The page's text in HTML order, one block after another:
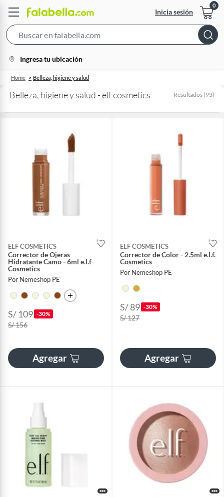
Inicia sesión
Bar
location-
icon
Ingresa tu ubicación
Home Belleza, higiene y salud
Belleza, higiene y salud - elf cosmetics Resultados (93)
ELF COSMETICS
Corrector de Ojeras
Hidratante Camo - 6ml e.l.f
Cosmetics
Por Nemeshop PE
S/ 109 -30%
S/ 156
Agregar
ELF COSMETICS
Corrector de Color - 2.5ml e.l.f.
Cosmetics
Por Nemeshop PE
S/ 89 -30%
S/ 127
Agregar